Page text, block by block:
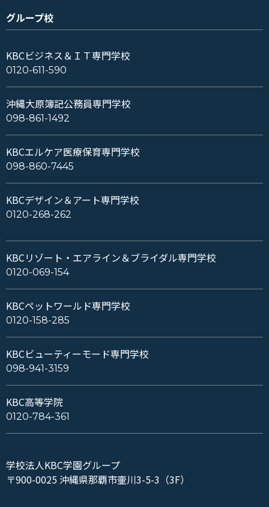
グループ校
KBCビジネス＆ＩＴ専門学校
0120-611-590
沖縄大原簿記公務員専門学校
098-861-1492
KBCエルケア医療保育専門学校
098-860-7445
KBCデザイン＆アート専門学校
0120-268-262
KBCリゾート・エアライン＆ブライダル専門学校
0120-069-154
KBCペットワールド専門学校
0120-158-285
KBCビューティーモード専門学校
098-941-3159
KBC高等学院
0120-784-361
学校法人KBC学園グループ
〒900-0025 沖縄県那覇市壷川3-5-3（3F）